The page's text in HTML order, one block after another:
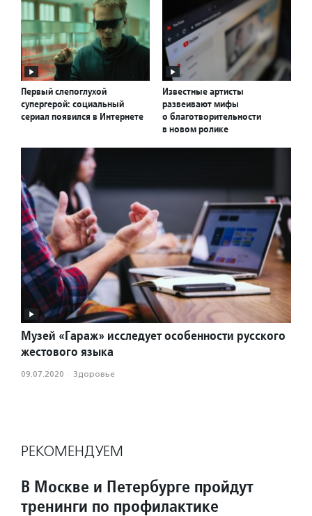
Первый слепоглухой
супергерой: социальный
сериал появился в Интернете
Известные артисты
развеивают мифы
о благотворительности
в новом ролике
Музей «Гараж» исследует особенности русского
жестового языка
09.07.2020 · Здоровье
РЕКОМЕНДУЕМ
В Москве и Петербурге пройдут
тренинги по профилактике